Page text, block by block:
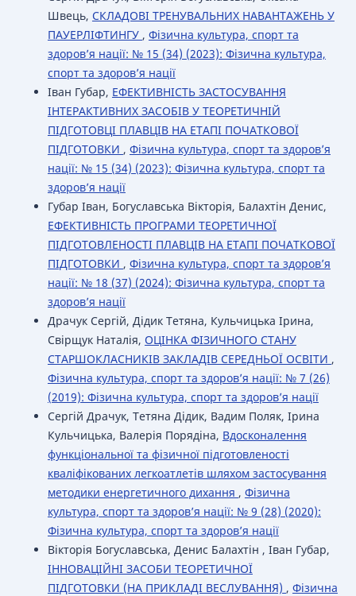
Швець, СКЛАДОВІ ТРЕНУВАЛЬНИХ НАВАНТАЖЕНЬ У
ПАУЕРЛІФТИНГУ , Фізична культура, спорт та
здоров’я нації: № 15 (34) (2023): Фізична культура,
спорт та здоров’я нації
Іван Губар, ЕФЕКТИВНІСТЬ ЗАСТОСУВАННЯ
ІНТЕРАКТИВНИХ ЗАСОБІВ У ТЕОРЕТИЧНІЙ
ПІДГОТОВЦІ ПЛАВЦІВ НА ЕТАПІ ПОЧАТКОВОЇ
ПІДГОТОВКИ , Фізична культура, спорт та здоров’я
нації: № 15 (34) (2023): Фізична культура, спорт та
здоров’я нації
Губар Іван, Богуславська Вікторія, Балахтін Денис,
ЕФЕКТИВНІСТЬ ПРОГРАМИ ТЕОРЕТИЧНОЇ
ПІДГОТОВЛЕНОСТІ ПЛАВЦІВ НА ЕТАПІ ПОЧАТКОВОЇ
ПІДГОТОВКИ , Фізична культура, спорт та здоров’я
нації: № 18 (37) (2024): Фізична культура, спорт та
здоров’я нації
Драчук Сергій, Дідик Тетяна, Кульчицька Ірина,
Свірщук Наталія, ОЦІНКА ФІЗИЧНОГО СТАНУ
СТАРШОКЛАСНИКІВ ЗАКЛАДІВ СЕРЕДНЬОЇ ОСВІТИ ,
Фізична культура, спорт та здоров’я нації: № 7 (26)
(2019): Фізична культура, спорт та здоров’я нації
Сергій Драчук, Тетяна Дідик, Вадим Поляк, Ірина
Кульчицька, Валерія Порядіна, Вдосконалення
функціональної та фізичної підготовленості
кваліфікованих легкоатлетів шляхом застосування
методики енергетичного дихання , Фізична
культура, спорт та здоров’я нації: № 9 (28) (2020):
Фізична культура, спорт та здоров’я нації
Вікторія Богуславська, Дениc Балахтін , Іван Губар,
ІННОВАЦІЙНІ ЗАСОБИ ТЕОРЕТИЧНОЇ
ПІДГОТОВКИ (НА ПРИКЛАДІ ВЕСЛУВАННЯ) , Фізична